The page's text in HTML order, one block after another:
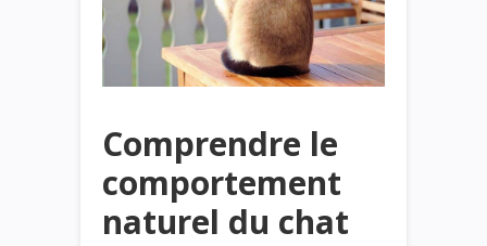
Comprendre le
comportement
naturel du chat